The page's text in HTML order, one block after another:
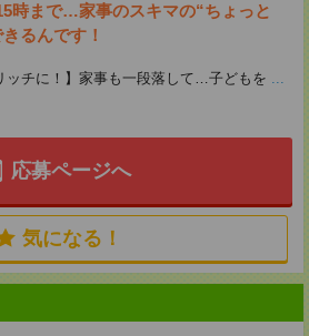
時まで…家事のスキマの“ちょっと
るんです！
ッチに！】家事も一段落して…子どもを ...
応募ページへ
気になる！